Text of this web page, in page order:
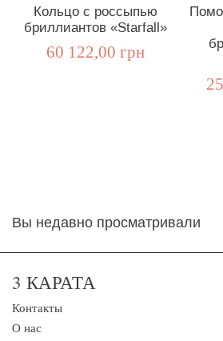
Кольцо с россыпью
бриллиантов «Starfall»
60 122,00 грн
Вы недавно просматривали
3 КАРАТА
Контакты
О нас